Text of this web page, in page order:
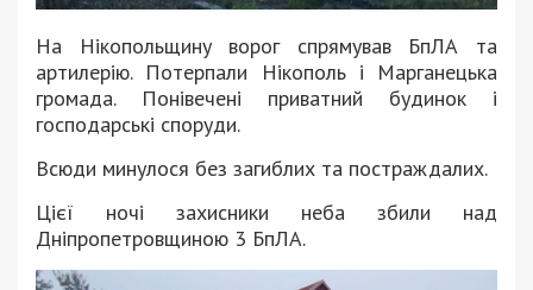
На Нікопольщину ворог спрямував БпЛА та
артилерію. Потерпали Нікополь і Марганецька
громада. Понівечені приватний будинок і
господарські споруди.
Всюди минулося без загиблих та постраждалих.
Цієї ночі захисники неба збили над
Дніпропетровщиною 3 БпЛА.